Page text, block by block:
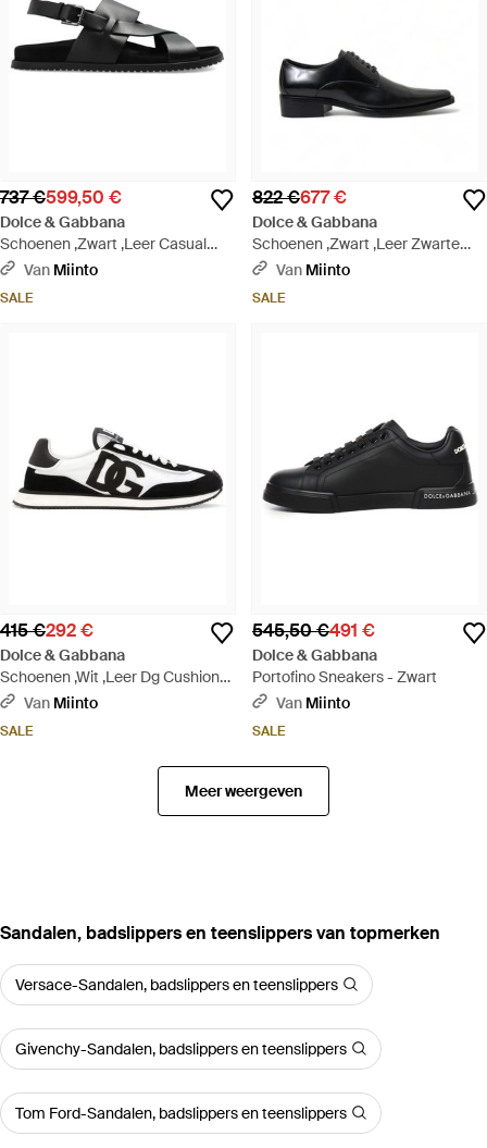
737 €599,50 €
Dolce & Gabbana
Schoenen ,Zwart ,Leer Casual
Kalfsleren Sandalen - Zwart
Van Miinto
SALE
822 €677 €
Dolce & Gabbana
Schoenen ,Zwart ,Leer Zwarte
Leren Formele Platte Schoenen
Van Miinto
SALE
415 €292 €
Dolce & Gabbana
Schoenen ,Wit ,Leer Dg Cushion
Sneakers - Zwart
Van Miinto
SALE
545,50 €491 €
Dolce & Gabbana
Portofino Sneakers - Zwart
Van Miinto
SALE
Meer weergeven
‪Sandalen, badslippers en teenslippers‬ van topmerken
Versace-Sandalen, badslippers en teenslippers
Givenchy-Sandalen, badslippers en teenslippers
Tom Ford-Sandalen, badslippers en teenslippers